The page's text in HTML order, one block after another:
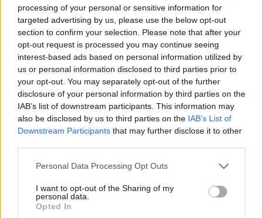
processing of your personal or sensitive information for
targeted advertising by us, please use the below opt-out
section to confirm your selection. Please note that after your
opt-out request is processed you may continue seeing
interest-based ads based on personal information utilized by
us or personal information disclosed to third parties prior to
your opt-out. You may separately opt-out of the further
disclosure of your personal information by third parties on the
IAB’s list of downstream participants. This information may
also be disclosed by us to third parties on the IAB’s List of
Downstream Participants that may further disclose it to other
Please note that this website/app uses one or more Google
not limited to your visit or usage behaviour. You may click to
grant or deny consent to Google and its third-party tags to
use your data for below specified purposes in below Google
Personal Data Processing Opt Outs
I want to opt-out of the Sharing of my
personal data.
Opted In
Player
loading.
a
modal
window.
„Ha megnézzük Checo helyzetét, és hogy hány
győzelmet jegyzett ő és hányat Verstappen, akkor
pár kanyaron. Neki inkább egy komoly
újraindításra, egy szoftverfrissítésre lenne
szüksége” – nyilatkozta a